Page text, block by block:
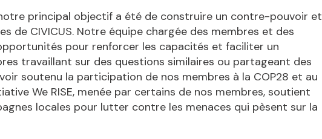
principal objectif a été de construire un contre-pouvoir et
de CIVICUS. Notre équipe chargée des membres et des
pour renforcer les capacités et faciliter un
travaillant sur des questions similaires ou partageant des
soutenu la participation de nos membres à la COP28 et au
We RISE, menée par certains de nos membres, soutient
locales pour lutter contre les menaces qui pèsent sur la